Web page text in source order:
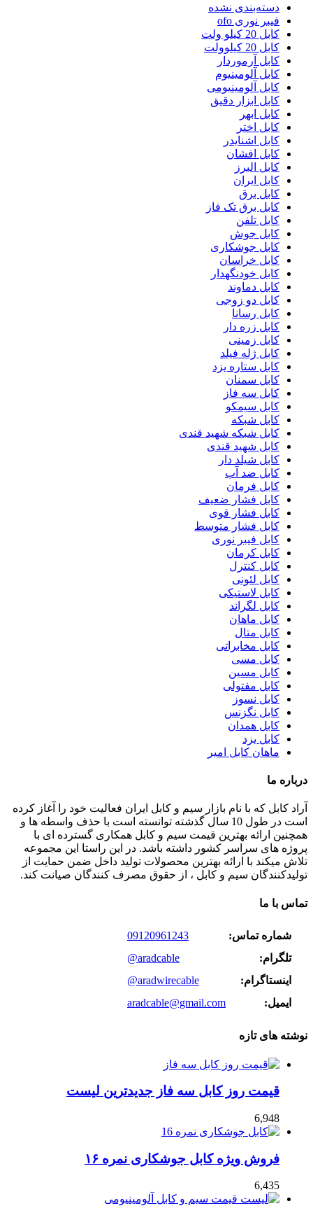
دسته‌بندی نشده
فیبر نوری ofo
کابل 20 کیلو ولت
کابل 20 کیلوولت
کابل آرموردار
کابل آلومینیوم
کابل آلومینیومی
کابل ابزار دقیق
کابل ابهر
کابل اختر
کابل اشنایدر
کابل افشان
کابل البرز
کابل ایران
کابل برق
کابل برق تک فاز
کابل تلفن
کابل جوش
کابل جوشکاری
کابل خراسان
کابل خودنگهدار
کابل دماوند
کابل دو زوجی
کابل رسانا
کابل زره دار
کابل زمینی
کابل ژله فیلد
کابل ستاره یزد
کابل سمنان
کابل سه فاز
کابل سیمکو
کابل شبکه
کابل شبکه شهید قندی
کابل شهید قندی
کابل شیلد دار
کابل ضد آب
کابل فرمان
کابل فشار ضعیف
کابل فشار قوی
کابل فشار متوسط
کابل فیبر نوری
کابل کرمان
کابل کنترل
کابل لئونی
کابل لاستیکی
کابل لگراند
کابل ماهان
کابل متال
کابل مخابراتی
کابل مسی
کابل مسین
کابل مفتولی
کابل نسوز
کابل نگزنس
کابل همدان
کابل یزد
ماهان کابل امیر
درباره ما
آراد کابل که با نام بازار سیم و کابل ایران فعالیت خود را آغاز کرده
است در طول 10 سال گذشته توانسته است با حذف واسطه ها و
همچنین ارائه بهترین قیمت سیم و کابل همکاری گسترده ای با
پروژه های سراسر کشور داشته باشد. در این راستا این مجموعه
تلاش میکند با ارائه بهترین محصولات تولید داخل ضمن حمایت از
تولیدکنندگان سیم و کابل ، از حقوق مصرف کنندگان صیانت کند.
تماس با ما
شماره تماس:
09120961243
تلگرام:
@aradcable
اینستاگرام:
@aradwirecable
ایمیل:
aradcable@gmail.com
نوشته های تازه
قیمت روز کابل سه فاز جدیدترین لیست
6,948
فروش ویژه کابل جوشکاری نمره ۱۶
6,435